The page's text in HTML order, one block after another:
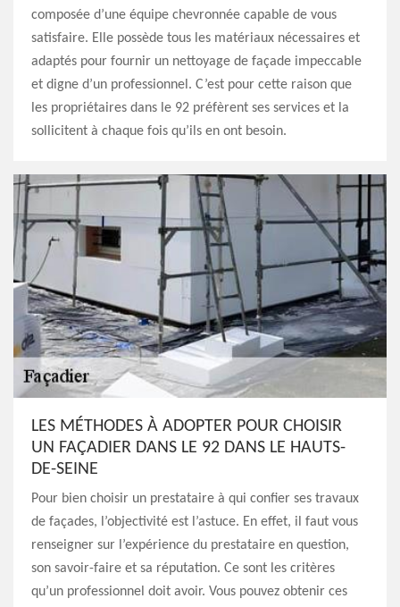
composée d’une équipe chevronnée capable de vous
satisfaire. Elle possède tous les matériaux nécessaires et
adaptés pour fournir un nettoyage de façade impeccable
et digne d’un professionnel. C’est pour cette raison que
les propriétaires dans le 92 préfèrent ses services et la
sollicitent à chaque fois qu’ils en ont besoin.
LES MÉTHODES À ADOPTER POUR CHOISIR
UN FAÇADIER DANS LE 92 DANS LE HAUTS-
DE-SEINE
Pour bien choisir un prestataire à qui confier ses travaux
de façades, l’objectivité est l’astuce. En effet, il faut vous
renseigner sur l’expérience du prestataire en question,
son savoir-faire et sa réputation. Ce sont les critères
qu’un professionnel doit avoir. Vous pouvez obtenir ces